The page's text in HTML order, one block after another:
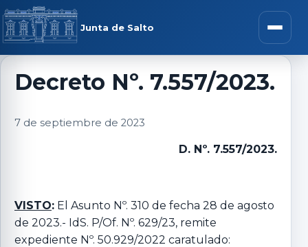
Saltar al contenido
Junta de Salto Abrir
menú
Decreto Nº. 7.557/2023.
7 de septiembre de 2023
D. Nº. 7.557/2023.
VISTO: El Asunto Nº. 310 de fecha 28 de agosto
de 2023.- IdS. P/Of. Nº. 629/23, remite
expediente Nº. 50.929/2022 caratulado: